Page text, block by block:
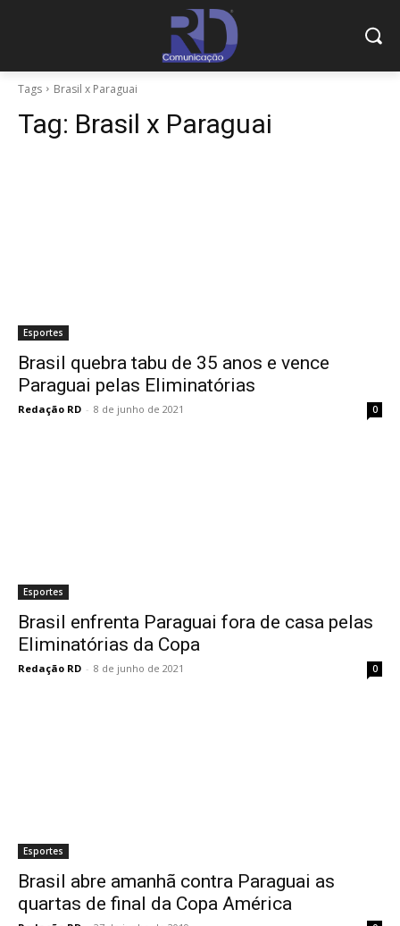
Tags Brasil x Paraguai
Tag: Brasil x Paraguai
Esportes
Brasil quebra tabu de 35 anos e vence
Paraguai pelas Eliminatórias
Redação RD - 8 de junho de 2021 0
Esportes
Brasil enfrenta Paraguai fora de casa pelas
Eliminatórias da Copa
Redação RD - 8 de junho de 2021 0
Esportes
Brasil abre amanhã contra Paraguai as
quartas de final da Copa América